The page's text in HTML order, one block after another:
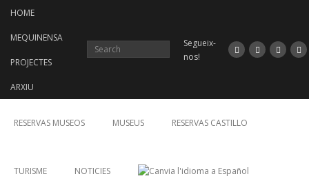
content
HOME
MEQUINENSA
PROJECTES
ARXIU
Segueix-
nos!
RESERVAS MUSEOS MUSEUS RESERVAS CASTILLO
TURISME NOTICIES